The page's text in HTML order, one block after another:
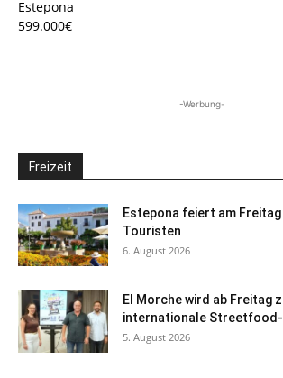
Estepona
599.000€
-Werbung-
Freizeit
Estepona feiert am
Touristen
6. August 2026
El Morche wird ab Freitag
internationale
5. August 2026